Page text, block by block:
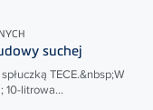
suchej
TECE.&nbsp;W
10-litrowa...